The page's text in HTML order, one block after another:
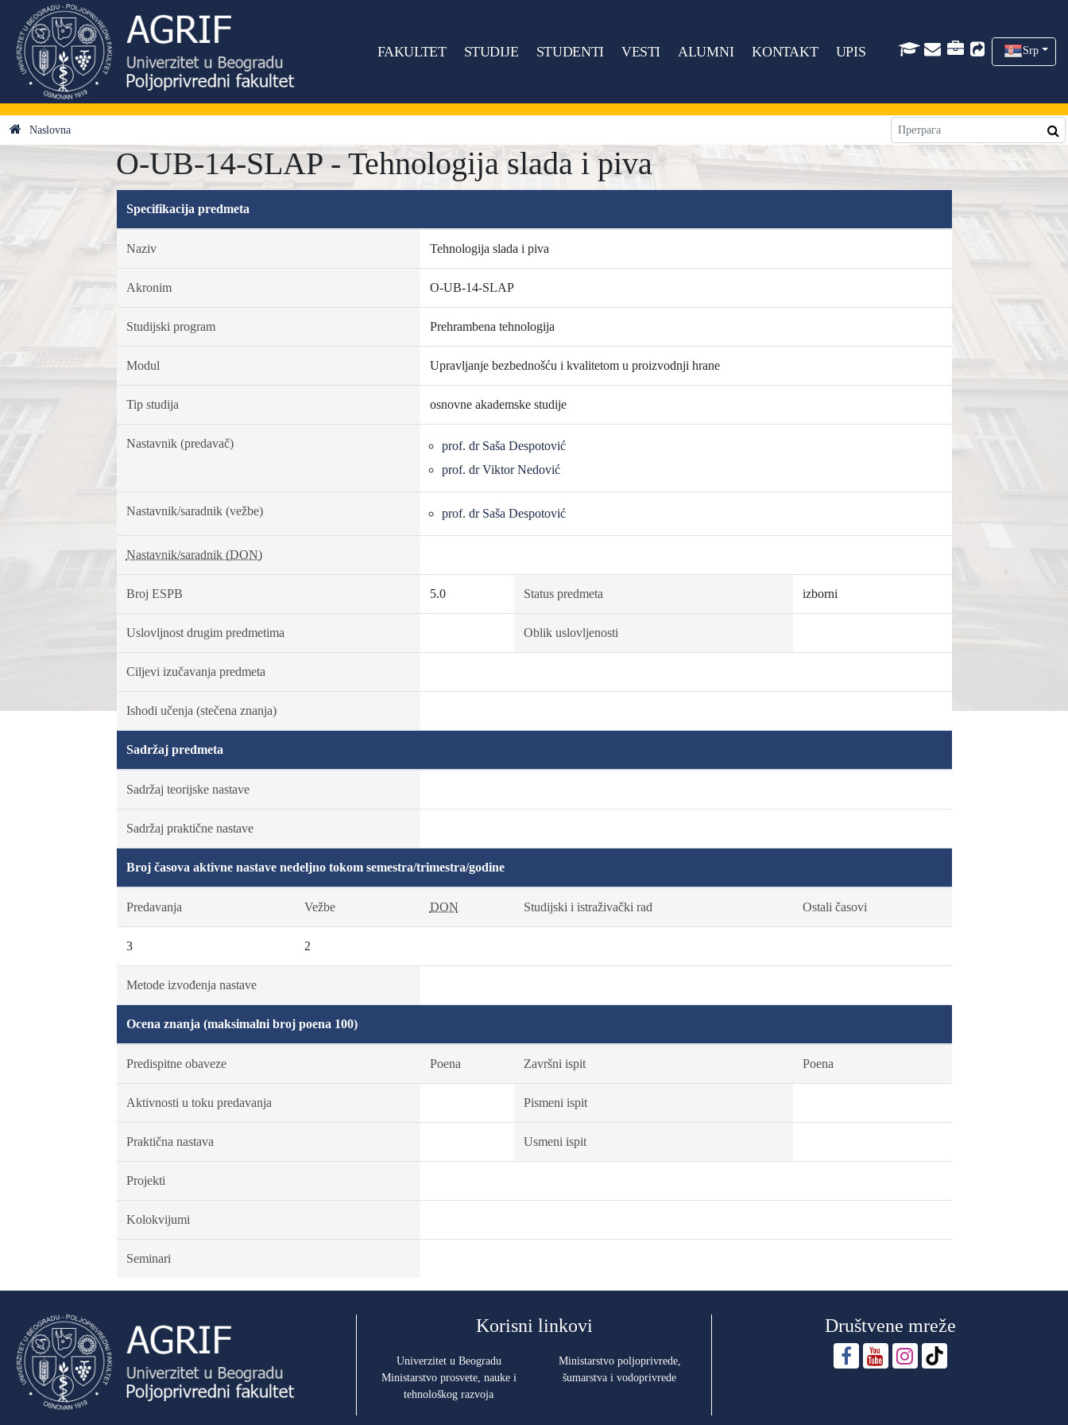
FAKULTET STUDIJE STUDENTI VESTI ALUMNI KONTAKT UPIS Srp
Naslovna
O-UB-14-SLAP - Tehnologija slada i piva
Specifikacija predmeta
Naziv Tehnologija slada i piva
Akronim O-UB-14-SLAP
Studijski program Prehrambena tehnologija
Modul Upravljanje bezbednošću i kvalitetom u proizvodnji hrane
Tip studija osnovne akademske studije
Nastavnik (predavač)
prof. dr Saša Despotović
prof. dr Viktor Nedović
Nastavnik/saradnik (vežbe) prof. dr Saša Despotović
Nastavnik/saradnik (DON)
Broj ESPB 5.0 Status predmeta izborni
Uslovljnost drugim predmetima Oblik uslovljenosti
Ciljevi izučavanja predmeta
Ishodi učenja (stečena znanja)
Sadržaj predmeta
Sadržaj teorijske nastave
Sadržaj praktične nastave
Broj časova aktivne nastave nedeljno tokom semestra/trimestra/godine
Predavanja Vežbe DON Studijski i istraživački rad Ostali časovi
3 2
Metode izvođenja nastave
Ocena znanja (maksimalni broj poena 100)
Predispitne obaveze Poena Završni ispit Poena
Aktivnosti u toku predavanja Pismeni ispit
Praktična nastava Usmeni ispit
Projekti
Kolokvijumi
Seminari
Korisni linkovi
Univerzitet u Beogradu
Ministarstvo prosvete, nauke i
tehnološkog razvoja
Ministarstvo poljoprivrede,
šumarstva i vodoprivrede
Društvene mreže